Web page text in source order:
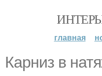
главная
Карниз в